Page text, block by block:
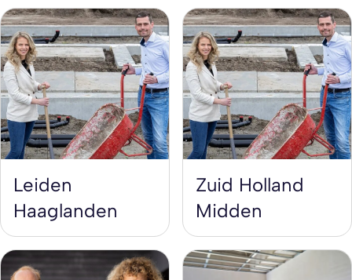
Leiden
Haaglanden
Zuid Holland
Midden